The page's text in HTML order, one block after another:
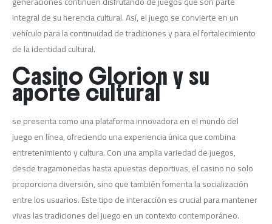
integral de su herencia cultural. Así, el juego se convierte en un
vehículo para la continuidad de tradiciones y para el fortalecimiento
de la identidad cultural.
Casino Glorion y su
aporte cultural
se presenta como una plataforma innovadora en el mundo del
juego en línea, ofreciendo una experiencia única que combina
entretenimiento y cultura. Con una amplia variedad de juegos,
desde tragamonedas hasta apuestas deportivas, el casino no solo
proporciona diversión, sino que también fomenta la socialización
entre los usuarios. Este tipo de interacción es crucial para mantener
vivas las tradiciones del juego en un contexto contemporáneo.